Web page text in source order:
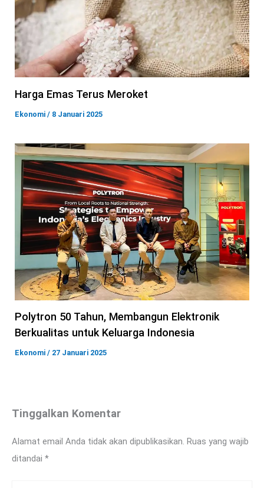
Harga Emas Terus Meroket
Ekonomi / 8 Januari 2025
Polytron 50 Tahun, Membangun Elektronik
Berkualitas untuk Keluarga Indonesia
Ekonomi / 27 Januari 2025
Tinggalkan Komentar
Alamat email Anda tidak akan dipublikasikan. Ruas yang wajib
ditandai *